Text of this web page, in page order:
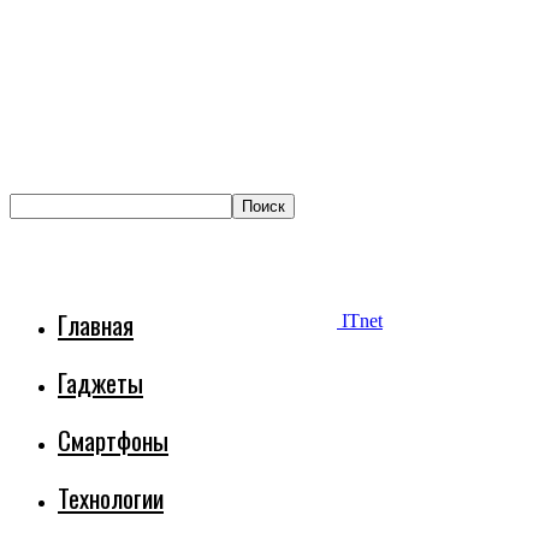
ITnet
Главная
Гаджеты
Смартфоны
Технологии